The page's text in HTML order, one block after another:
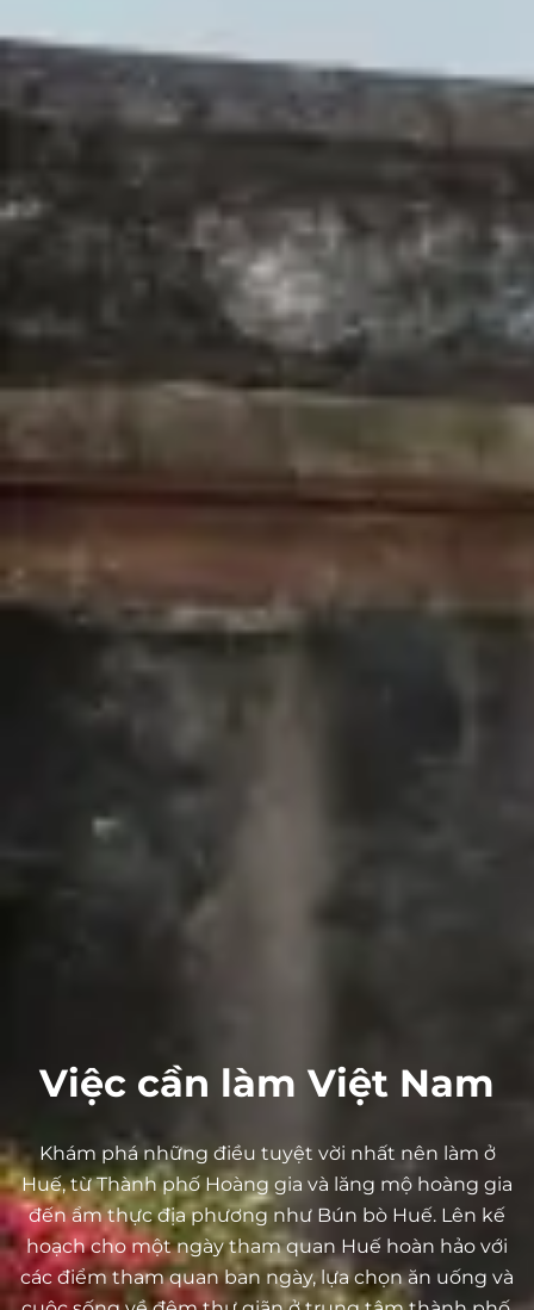
Việc cần làm Việt Nam
Khám phá những điều tuyệt vời nhất nên làm ở
Huế, từ Thành phố Hoàng gia và lăng mộ hoàng gia
đến ẩm thực địa phương như Bún bò Huế. Lên kế
hoạch cho một ngày tham quan Huế hoàn hảo với
các điểm tham quan ban ngày, lựa chọn ăn uống và